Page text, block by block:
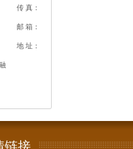
传 真：
邮 箱：
地 址：